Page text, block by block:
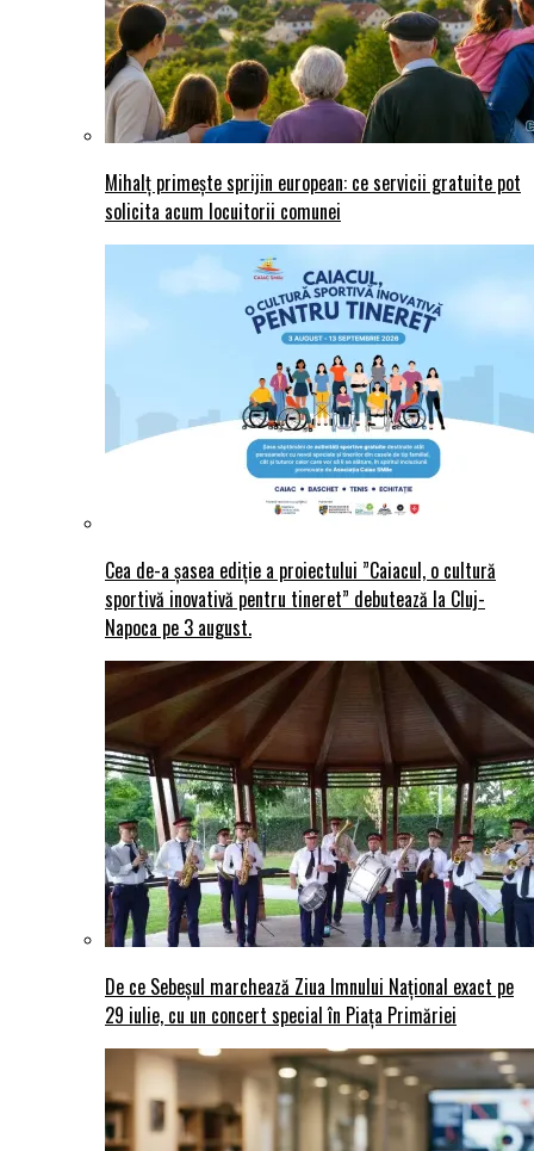
Mihalț primește sprijin european: ce servicii gratuite pot
solicita acum locuitorii comunei
Cea de-a șasea ediție a proiectului ”Caiacul, o cultură
sportivă inovativă pentru tineret” debutează la Cluj-
Napoca pe 3 august.
De ce Sebeșul marchează Ziua Imnului Național exact pe
29 iulie, cu un concert special în Piața Primăriei